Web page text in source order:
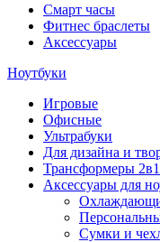
Смарт часы
Фитнес браслеты
Аксессуары
Ноутбуки
Игровые
Офисные
Ультрабуки
Для дизайна и
Трансформеры 2в1
Аксессуары для
Сумки и